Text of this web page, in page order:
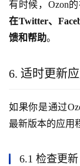
有时候，Ozon
在Twitter、
馈和帮助。
6. 适时更新
如果你是通过
最新版本的应用
6.1 检查更新